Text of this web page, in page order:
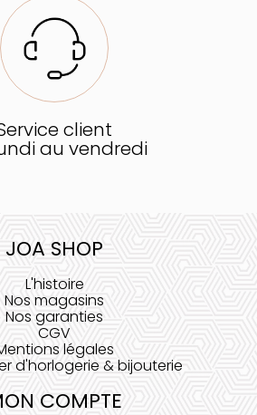
client
au vendredi
JOA SHOP
L'histoire
Nos magasins
Nos garanties
CGV
légales
d'horlogerie & bijouterie
COMPTE